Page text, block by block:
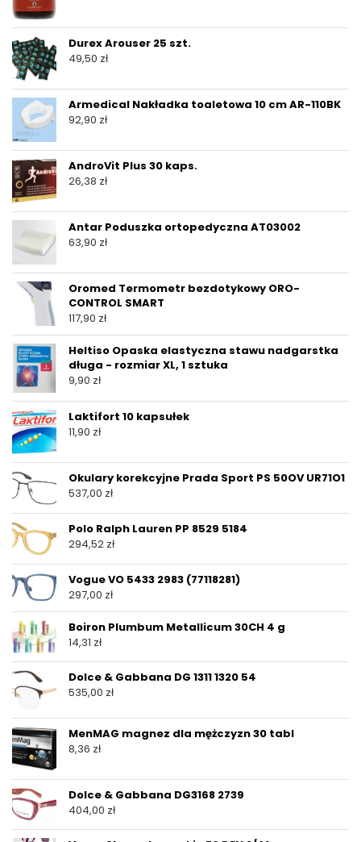
Durex Arouser 25 szt.
49,50 zł
Armedical Nakładka toaletowa 10 cm AR-110BK
92,90 zł
AndroVit Plus 30 kaps.
26,38 zł
Antar Poduszka ortopedyczna AT03002
63,90 zł
Oromed Termometr bezdotykowy ORO-
CONTROL SMART
117,90 zł
Heltiso Opaska elastyczna stawu nadgarstka
długa - rozmiar XL, 1 sztuka
9,90 zł
Laktifort 10 kapsułek
11,90 zł
Okulary korekcyjne Prada Sport PS 50OV UR71O1
537,00 zł
Polo Ralph Lauren PP 8529 5184
294,52 zł
Vogue VO 5433 2983 (77118281)
297,00 zł
Boiron Plumbum Metallicum 30CH 4 g
14,31 zł
Dolce & Gabbana DG 1311 1320 54
535,00 zł
MenMAG magnez dla mężczyzn 30 tabl
8,36 zł
Dolce & Gabbana DG3168 2739
404,00 zł